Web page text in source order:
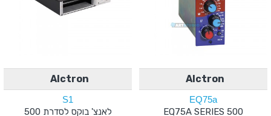
Alctron
EQ75a
EQ75A SERIES 500
Alctron
S1
לאנצ' בוקס לסדרת 500